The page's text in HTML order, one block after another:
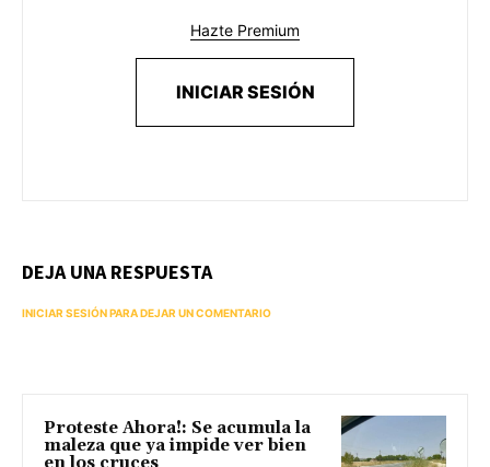
Hazte Premium
INICIAR SESIÓN
DEJA UNA RESPUESTA
INICIAR SESIÓN PARA DEJAR UN COMENTARIO
Proteste Ahora!: Se acumula la
maleza que ya impide ver bien